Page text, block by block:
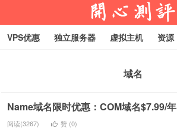
VPS优惠 独立服务器 虚拟主机 资源
域名
Name域名限时优惠：COM域名$7.99/年
阅读(3267) 赞 (0)